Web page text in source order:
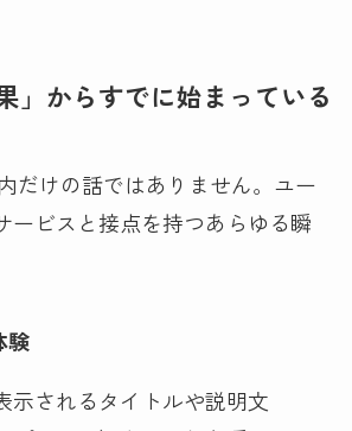
」からすでに始まっている
だけの話ではありません。ユー
ービスと接点を持つあらゆる瞬
験
示されるタイトルや説明文